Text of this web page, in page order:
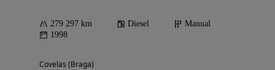
279 297 km Diesel
Manual
1998
Covelas (Braga)